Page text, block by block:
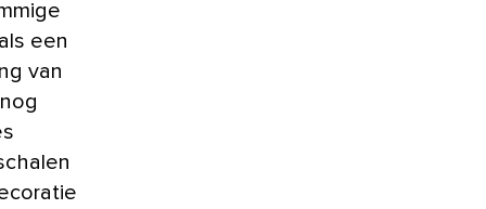
een
van